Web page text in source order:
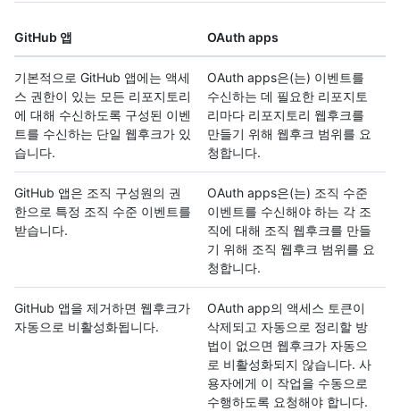
GitHub 앱 OAuth apps
기본적으로 GitHub 앱에는 액세
스 권한이 있는 모든 리포지토리
에 대해 수신하도록 구성된 이벤
트를 수신하는 단일 웹후크가 있
습니다.
OAuth apps은(는) 이벤트를
수신하는 데 필요한 리포지토
리마다 리포지토리 웹후크를
만들기 위해 웹후크 범위를 요
청합니다.
GitHub 앱은 조직 구성원의 권
한으로 특정 조직 수준 이벤트를
받습니다.
OAuth apps은(는) 조직 수준
이벤트를 수신해야 하는 각 조
직에 대해 조직 웹후크를 만들
기 위해 조직 웹후크 범위를 요
청합니다.
GitHub 앱을 제거하면 웹후크가
자동으로 비활성화됩니다.
OAuth app의 액세스 토큰이
삭제되고 자동으로 정리할 방
법이 없으면 웹후크가 자동으
로 비활성화되지 않습니다. 사
용자에게 이 작업을 수동으로
수행하도록 요청해야 합니다.